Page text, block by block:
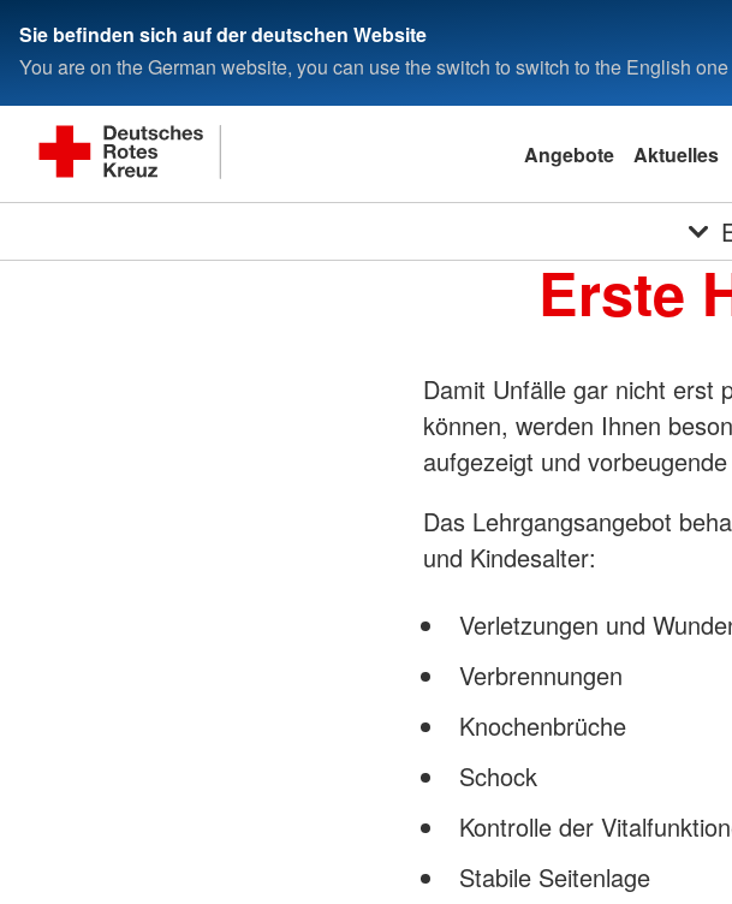
Sie befinden sich auf der deutschen Website
You are on the German website, you can use the switch to switch to the English one
Angebote Aktuelles
Erste
Damit Unfälle gar nicht erst
können, werden Ihnen
aufgezeigt und
Das Lehrgangsangebot
und Kindesalter:
Verletzungen und
Verbrennungen
Knochenbrüche
Schock
Kontrolle der
Stabile Seitenlage